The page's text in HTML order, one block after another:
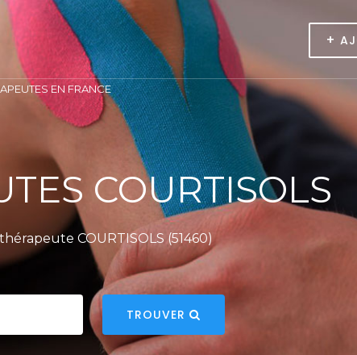
+
EN FRANCE
COURTISOLS
COURTISOLS (51460)
TROUVER